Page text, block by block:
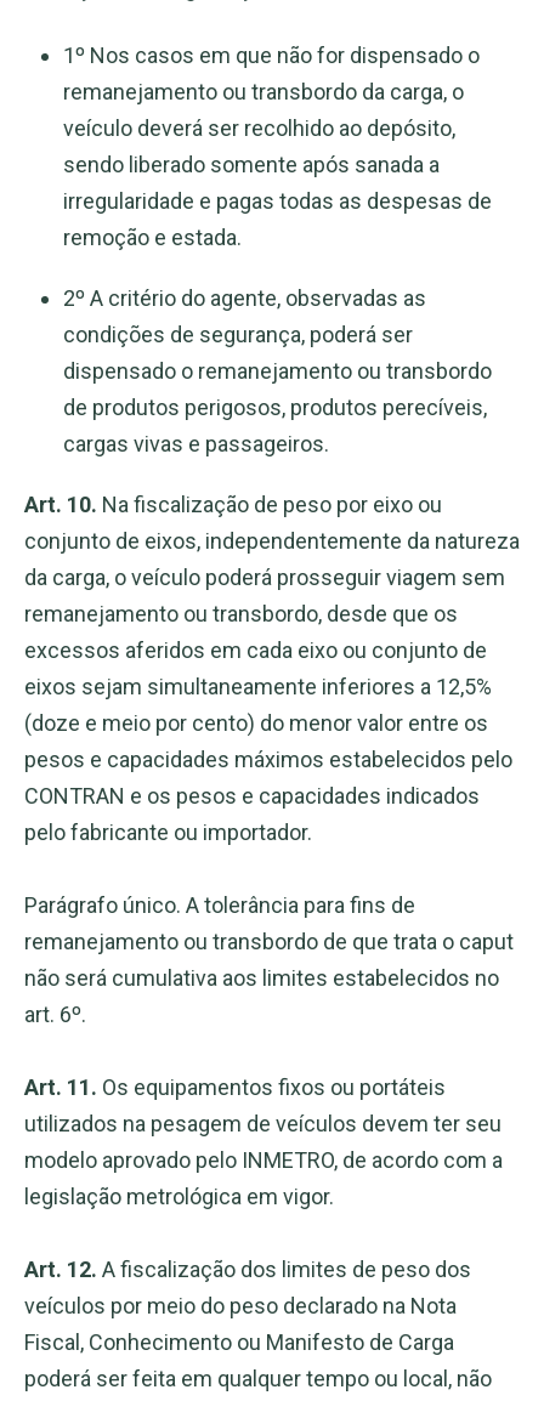
1º Nos casos em que não for dispensado o
remanejamento ou transbordo da carga, o
veículo deverá ser recolhido ao depósito,
sendo liberado somente após sanada a
irregularidade e pagas todas as despesas de
remoção e estada.
2º A critério do agente, observadas as
condições de segurança, poderá ser
dispensado o remanejamento ou transbordo
de produtos perigosos, produtos perecíveis,
cargas vivas e passageiros.
Art. 10. Na fiscalização de peso por eixo ou
conjunto de eixos, independentemente da natureza
da carga, o veículo poderá prosseguir viagem sem
remanejamento ou transbordo, desde que os
excessos aferidos em cada eixo ou conjunto de
eixos sejam simultaneamente inferiores a 12,5%
(doze e meio por cento) do menor valor entre os
pesos e capacidades máximos estabelecidos pelo
CONTRAN e os pesos e capacidades indicados
pelo fabricante ou importador.
Parágrafo único. A tolerância para fins de
remanejamento ou transbordo de que trata o caput
não será cumulativa aos limites estabelecidos no
art. 6º.
Art. 11. Os equipamentos fixos ou portáteis
utilizados na pesagem de veículos devem ter seu
modelo aprovado pelo INMETRO, de acordo com a
legislação metrológica em vigor.
Art. 12. A fiscalização dos limites de peso dos
veículos por meio do peso declarado na Nota
Fiscal, Conhecimento ou Manifesto de Carga
poderá ser feita em qualquer tempo ou local, não